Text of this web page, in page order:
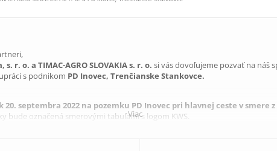
Viac
s. r. o. a TIMAC-AGRO SLOVAKIA s. r. o. si vás dovoľujeme pozvať na náš
s podnikom PD Inovec, Trenčianske Stankovce.
20. septembra 2022 na pozemku PD Inovec pri hlavnej ceste v smere
bude označená smerovými tabuľami s logom KWS.